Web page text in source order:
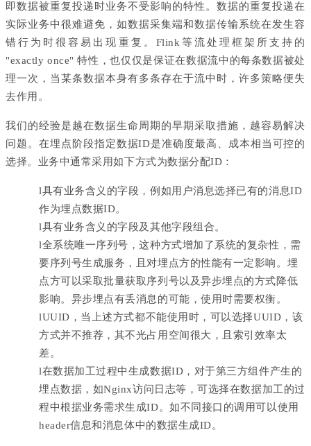
即数据被重复投递时业务不受影响的特性。数据的重复投递在
实际业务中很难避免，如数据采集端和数据传输系统在发生容
错行为时很容易出现重复。Flink等流处理框架所支持的
"exactly once" 特性，也仅仅是保证在数据流中的每条数据被处
理一次，当某条数据本身有多条存在于流中时，许多策略便失
去作用。
我们的经验是越在数据生命周期的早期采取措施，越容易解决
问题。在埋点阶段指定数据ID是准确度最高、成本相当可控的
选择。业务中通常采用如下方式为数据分配ID：
l具有业务含义的字段，例如用户消息选择已有的消息ID
作为埋点数据ID。
l具有业务含义的字段及其他字段组合。
l全系统唯一序列号，这种方式增加了系统的复杂性，需
要序列号生成服务，且对埋点方的性能有一定影响。埋
点方可以采取批量获取序列号以及异步埋点的方式降低
影响。异步埋点有丢消息的可能，使用时需要权衡。
lUUID，当上述方式都不能使用时，可以选择UUID，该
方式并不推荐，其不光占用空间很大，且索引效率太
差。
l在数据加工过程中生成数据ID，对于第三方组件产生的
埋点数据，如Nginx访问日志等，可选择在数据加工的过
程中根据业务需求生成ID。如不同接口的调用可以使用
header信息和消息体中的数据生成ID。